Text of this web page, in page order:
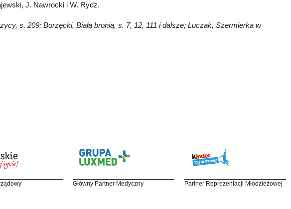
J. Nawrocki i W. Rydz.
s. 209; Borzęcki, Białą bronią, s. 7, 12, 111 i dalsze; Łuczak, Szermierka w
Główny Partner Medyczny Partner Reprezentacji Młodzieżowej